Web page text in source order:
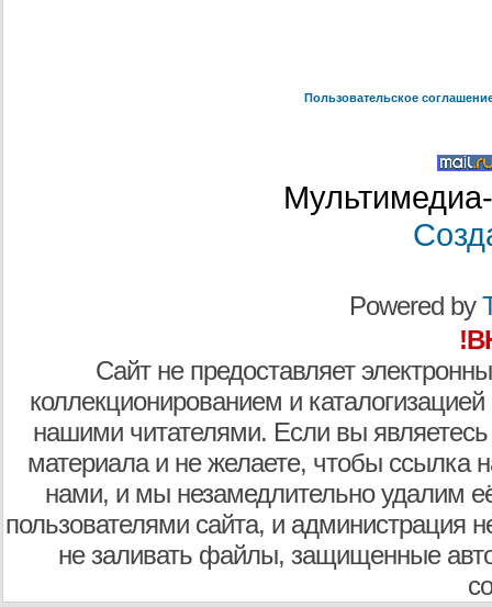
Пользовательское
Powered by
Сайт не предоставляет
коллекционированием и
нашими читателями. Если вы являетесь
материала и не желаете, чтобы ссылка
нами, и мы незамедлительно удалим
пользователями сайта, и администрация
не заливать файлы, защищенные